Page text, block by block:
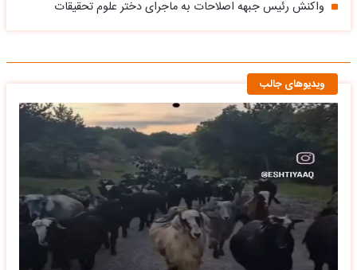
واکنش رئیس جبهه اصلاحات به ماجرای دختر علوم تحقیقات
ویدیوهای جالب